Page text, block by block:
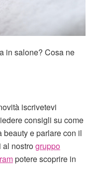
in salone? Cosa ne
iscrivetevi
consigli su come
beauty e parlare con il
al nostrogruppo
potere scoprire in